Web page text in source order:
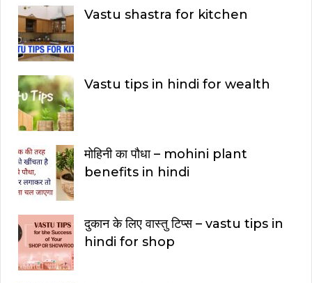
Vastu shastra for kitchen
Vastu tips in hindi for wealth
मोहिनी का पौधा – mohini plant
benefits in hindi
दुकान के लिए वास्तु टिप्स – vastu tips in
hindi for shop